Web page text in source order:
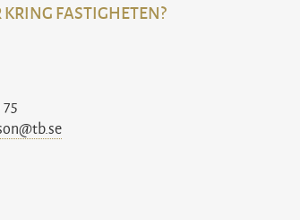
FASTIGHETEN?